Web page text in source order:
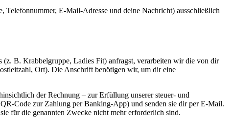
E-Mail-Adresse und deine Nachricht) ausschließlich
B. Krabbelgruppe, Ladies Fit) anfragst, verarbeiten wir die von dir
Ort). Die Anschrift benötigen wir, um dir eine
der Rechnung – zur Erfüllung unserer steuer- und
Code zur Zahlung per Banking-App) und senden sie dir per E-Mail.
für die genannten Zwecke nicht mehr erforderlich sind.